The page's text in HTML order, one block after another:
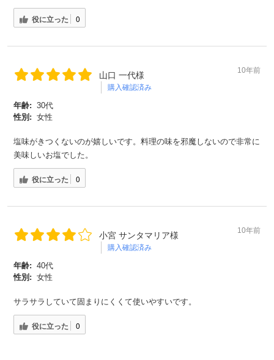
役に立った 0
山口 一代様
購入確認済み
10年前
年齢: 30代
性別: 女性
塩味がきつくないのが嬉しいです。料理の味を邪魔しないので非常に
美味しいお塩でした。
役に立った 0
小宮 サンタマリア様
購入確認済み
10年前
年齢: 40代
性別: 女性
サラサラしていて固まりにくくて使いやすいです。
役に立った 0